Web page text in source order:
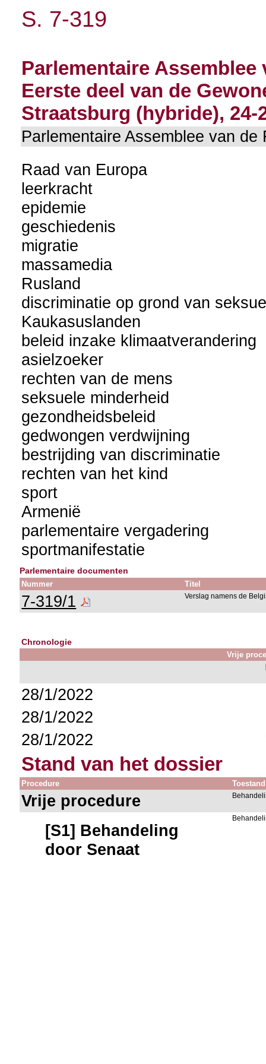
S. 7-319
Parlementaire Assemblee
Eerste deel van de
Straatsburg (hybride), 24-
Parlementaire Assemblee van
Raad van Europa
leerkracht
epidemie
geschiedenis
migratie
massamedia
Rusland
discriminatie op grond van
Kaukasuslanden
beleid inzake klimaatverandering
asielzoeker
rechten van de mens
seksuele minderheid
gezondheidsbeleid
gedwongen verdwijning
bestrijding van discriminatie
rechten van het kind
sport
Armenië
parlementaire vergadering
sportmanifestatie
Parlementaire documenten
Nummer Titel
7-319/1 Verslag namens de
Chronologie
Vrije
28/1/2022
28/1/2022
28/1/2022
Stand van het dossier
Procedure Toestand
Vrije procedure
[S1] Behandeling
door Senaat